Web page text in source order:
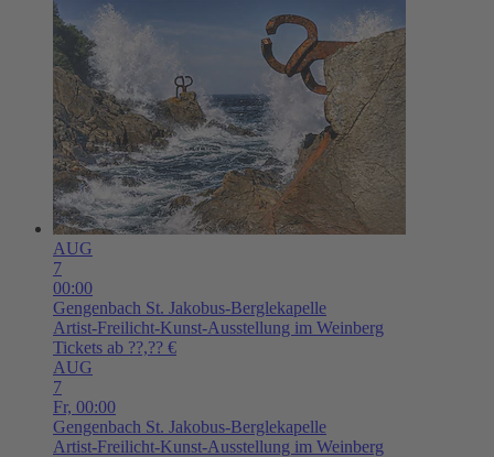
AUG
7
00:00
Gengenbach St. Jakobus-Berglekapelle
Artist-Freilicht-Kunst-Ausstellung im Weinberg
Tickets ab ??,?? €
AUG
7
Fr, 00:00
Gengenbach St. Jakobus-Berglekapelle
Artist-Freilicht-Kunst-Ausstellung im Weinberg